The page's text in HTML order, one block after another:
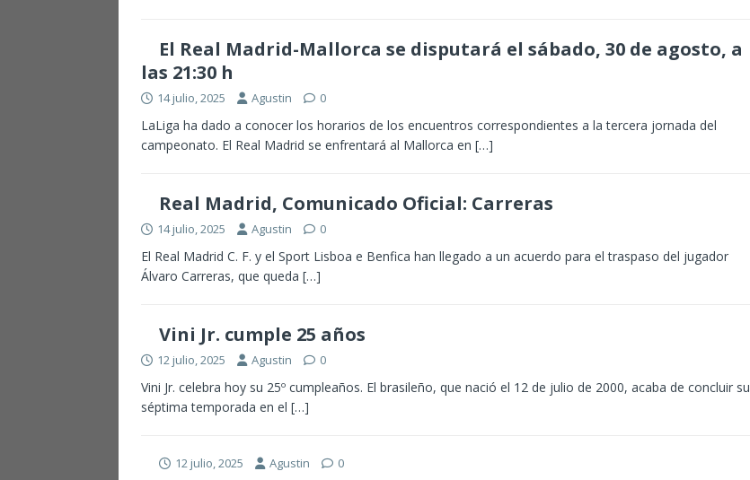
El Real Madrid-Mallorca se disputará el sábado, 30 de agosto, a
las 21:30 h
14 julio, 2025 Agustin 0
LaLiga ha dado a conocer los horarios de los encuentros correspondientes a la tercera jornada del
campeonato. El Real Madrid se enfrentará al Mallorca en […]
Real Madrid, Comunicado Oficial: Carreras
14 julio, 2025 Agustin 0
El Real Madrid C. F. y el Sport Lisboa e Benfica han llegado a un acuerdo para el traspaso del jugador
Álvaro Carreras, que queda […]
Vini Jr. cumple 25 años
12 julio, 2025 Agustin 0
Vini Jr. celebra hoy su 25º cumpleaños. El brasileño, que nació el 12 de julio de 2000, acaba de concluir su
séptima temporada en el […]
12 julio, 2025 Agustin 0